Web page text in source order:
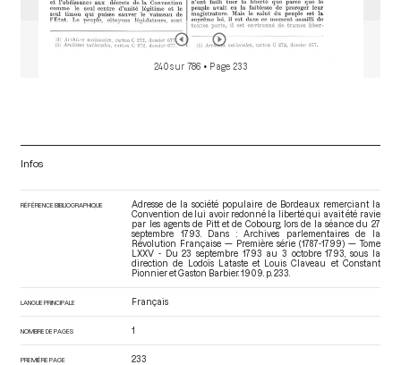
240 sur 786 • Page 233
Infos
RÉFÉRENCE BIBLIOGRAPHIQUE
Adresse de la société populaire de Bordeaux remerciant la
Convention de lui avoir redonné la liberté qui avait été ravie
par les agents de Pitt et de Cobourg, lors de la séance du 27
septembre 1793. Dans : Archives parlementaires de la
Révolution Française — Première série (1787-1799) — Tome
LXXV - Du 23 septembre 1793 au 3 octobre 1793
, sous la
direction de Lodoïs Lataste et Louis Claveau et Constant
Pionnier et Gaston Barbier. 1909. p. 233.
LANGUE PRINCIPALE Français
NOMBRE DE PAGES 1
PREMIÈRE PAGE 233